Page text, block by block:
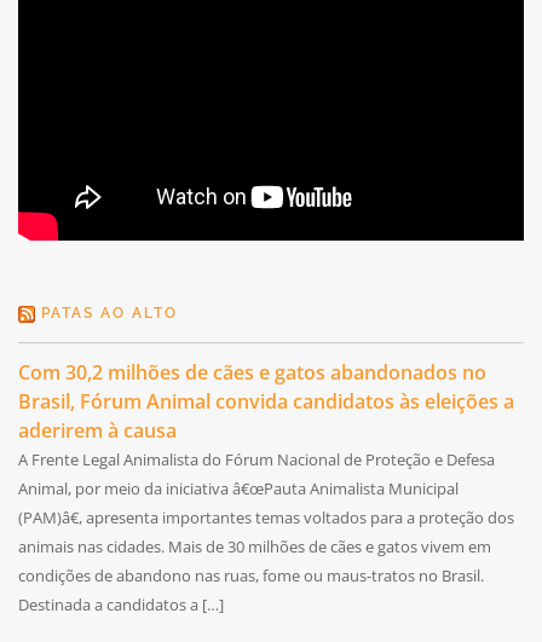
PATAS AO ALTO
Com 30,2 milhões de cães e gatos abandonados no
Brasil, Fórum Animal convida candidatos às eleições a
aderirem à causa
A Frente Legal Animalista do Fórum Nacional de Proteção e Defesa
Animal, por meio da iniciativa â€œPauta Animalista Municipal
(PAM)â€, apresenta importantes temas voltados para a proteção dos
animais nas cidades. Mais de 30 milhões de cães e gatos vivem em
condições de abandono nas ruas, fome ou maus-tratos no Brasil.
Destinada a candidatos a […]